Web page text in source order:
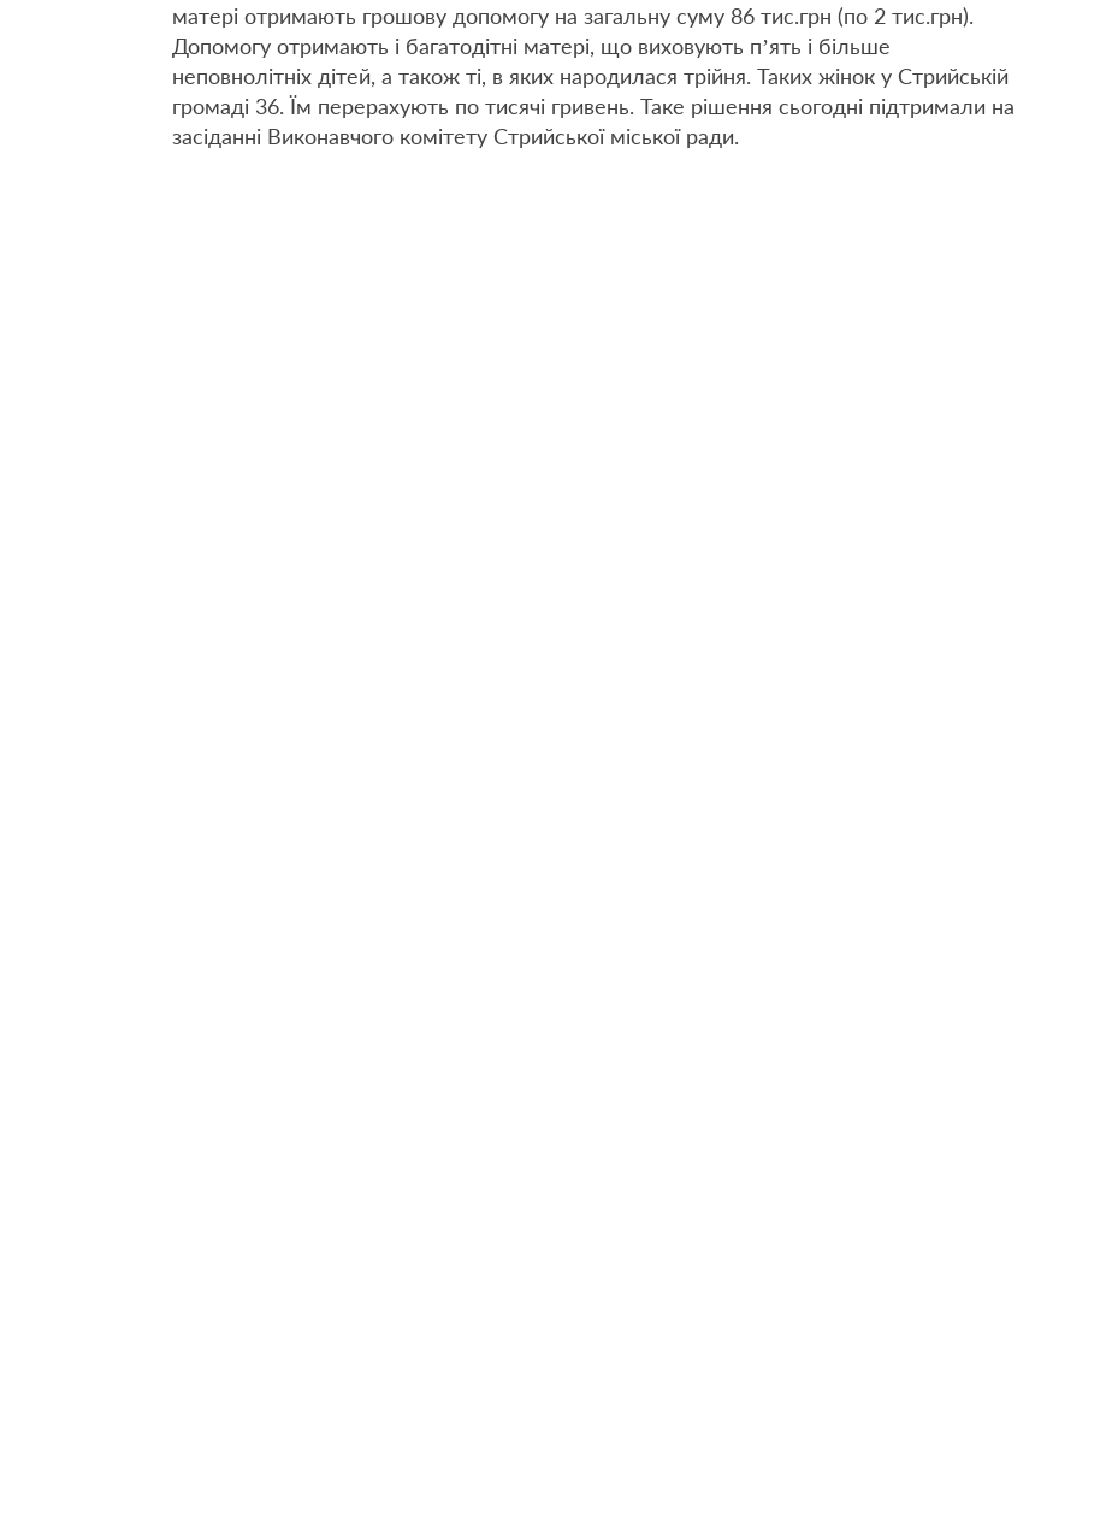
матері отримають грошову допомогу на загальну суму 86 тис.грн (по 2 тис.грн).
Допомогу отримають і багатодітні матері, що виховують п’ять і більше
неповнолітніх дітей, а також ті, в яких народилася трійня. Таких жінок у Стрийській
громаді 36. Їм перерахують по тисячі гривень. Таке рішення сьогодні підтримали на
засіданні Виконавчого комітету Стрийської міської ради.